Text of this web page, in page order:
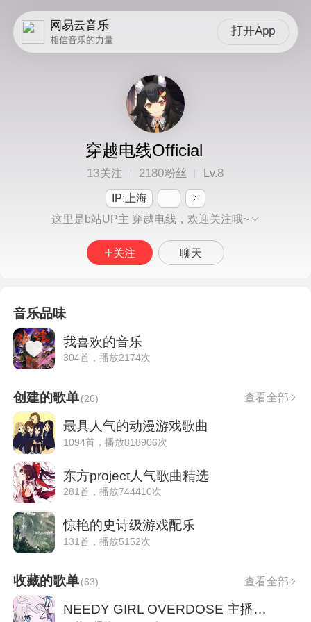
网易云音乐
相信音乐的力量
打开App
穿越电线Official
13关注 2180粉丝 Lv.8
IP:上海
这里是b站UP主 穿越电线，欢迎关注哦~
关注 聊天
音乐品味
我喜欢的音乐
304首，播放2174次
创建的歌单(26) 查看全部
最具人气的动漫游戏歌曲
1094首，播放818906次
东方project人气歌曲精选
281首，播放744410次
惊艳的史诗级游戏配乐
131首，播放5152次
收藏的歌单(63) 查看全部
NEEDY GIRL OVERDOSE 主播女孩重度依赖